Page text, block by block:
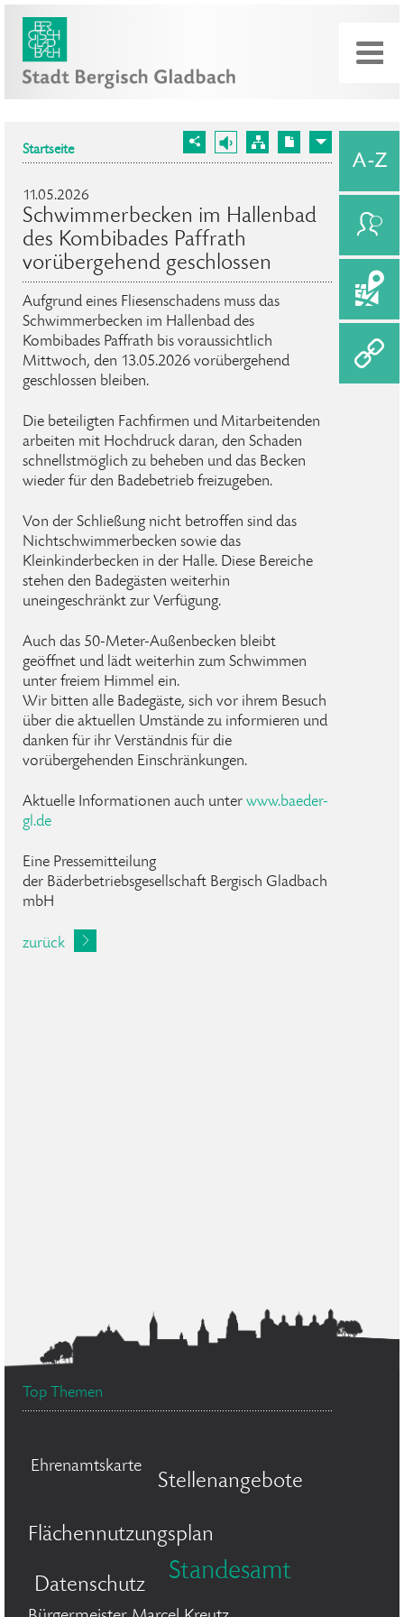
Startseite
11.05.2026
Schwimmerbecken im Hallenbad
des Kombibades Paffrath
vorübergehend geschlossen
Aufgrund eines Fliesenschadens muss das
Schwimmerbecken im Hallenbad des
Kombibades Paffrath bis voraussichtlich
Mittwoch, den 13.05.2026 vorübergehend
geschlossen bleiben.
Die beteiligten Fachfirmen und Mitarbeitenden
arbeiten mit Hochdruck daran, den Schaden
schnellstmöglich zu beheben und das Becken
wieder für den Badebetrieb freizugeben.
Von der Schließung nicht betroffen sind das
Nichtschwimmerbecken sowie das
Kleinkinderbecken in der Halle. Diese Bereiche
stehen den Badegästen weiterhin
uneingeschränkt zur Verfügung.
Auch das 50-Meter-Außenbecken bleibt
geöffnet und lädt weiterhin zum Schwimmen
unter freiem Himmel ein.
Wir bitten alle Badegäste, sich vor ihrem Besuch
über die aktuellen Umstände zu informieren und
danken für ihr Verständnis für die
vorübergehenden Einschränkungen.
Aktuelle Informationen auch unter www.baeder-
gl.de
Eine Pressemitteilung
der Bäderbetriebsgesellschaft Bergisch Gladbach
mbH
zurück
Top Themen
Ehrenamtskarte
Stellenangebote
Flächennutzungsplan
Datenschutz Standesamt